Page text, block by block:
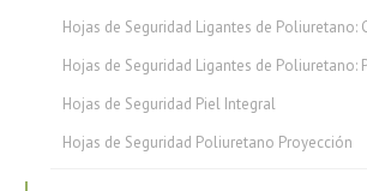
Hojas de Seguridad Ligantes de Poliuretano:
Hojas de Seguridad Ligantes de Poliuretano:
Hojas de Seguridad Piel Integral
Hojas de Seguridad Poliuretano Proyección